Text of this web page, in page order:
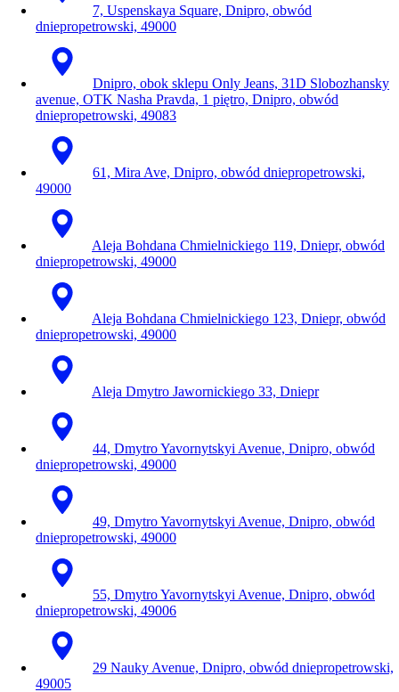
7, Uspenskaya Square, Dnipro, obwód
dniepropetrowski, 49000
Dnipro, obok sklepu Only Jeans, 31D Slobozhansky
avenue, OTK Nasha Pravda, 1 piętro, Dnipro, obwód
dniepropetrowski, 49083
61, Mira Ave, Dnipro, obwód dniepropetrowski,
49000
Aleja Bohdana Chmielnickiego 119, Dniepr, obwód
dniepropetrowski, 49000
Aleja Bohdana Chmielnickiego 123, Dniepr, obwód
dniepropetrowski, 49000
Aleja Dmytro Jawornickiego 33, Dniepr
44, Dmytro Yavornytskyi Avenue, Dnipro, obwód
dniepropetrowski, 49000
49, Dmytro Yavornytskyi Avenue, Dnipro, obwód
dniepropetrowski, 49000
55, Dmytro Yavornytskyi Avenue, Dnipro, obwód
dniepropetrowski, 49006
29 Nauky Avenue, Dnipro, obwód dniepropetrowski,
49005